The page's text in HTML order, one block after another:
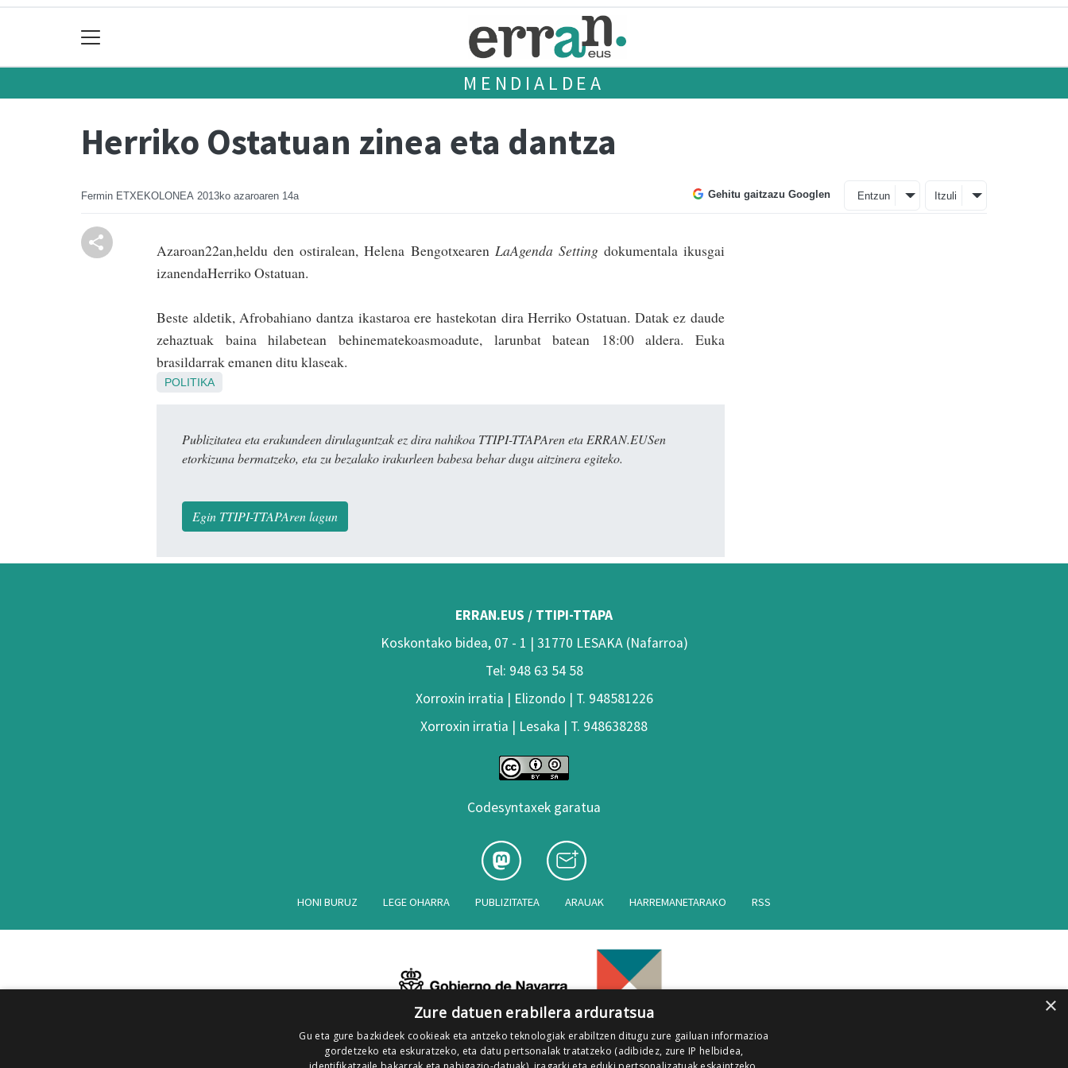
MENDIALDEA
Herriko Ostatuan zinea eta dantza
Fermin ETXEKOLONEA 2013ko azaroaren 14a Gehitu gaitzazu Googlen Entzun Itzuli
Azaroan22an,heldu den ostiralean, Helena Bengotxearen LaAgenda Settingdokumentala ikusgai
izanendaHerriko Ostatuan.
Beste aldetik, Afrobahiano dantza ikastaroa ere hastekotan dira Herriko Ostatuan. Datak ez daude
zehaztuak baina hilabetean behinematekoasmoadute, larunbat batean 18:00 aldera. Euka
brasildarrak emanen ditu klaseak.
POLITIKA
Publizitatea eta erakundeen dirulaguntzak ez dira nahikoa TTIPI-TTAPAren eta ERRAN.EUSen
etorkizuna bermatzeko, eta zu bezalako irakurleen babesa behar dugu aitzinera egiteko.
Egin TTIPI-TTAPAren lagun
ERRAN.EUS / TTIPI-TTAPA
Koskontako bidea, 07 - 1 | 31770 LESAKA (Nafarroa)
Tel: 948 63 54 58
Xorroxin irratia | Elizondo | T. 948581226
Xorroxin irratia | Lesaka | T. 948638288
Codesyntaxek garatua
HONI BURUZ LEGE OHARRA PUBLIZITATEA ARAUAK HARREMANETARAKO RSS
×
Zure datuen erabilera arduratsua
Gu eta gure bazkideek cookieak eta antzeko teknologiak erabiltzen ditugu zure gailuan informazioa
gordetzeko eta eskuratzeko, eta datu pertsonalak tratatzeko (adibidez, zure IP helbidea,